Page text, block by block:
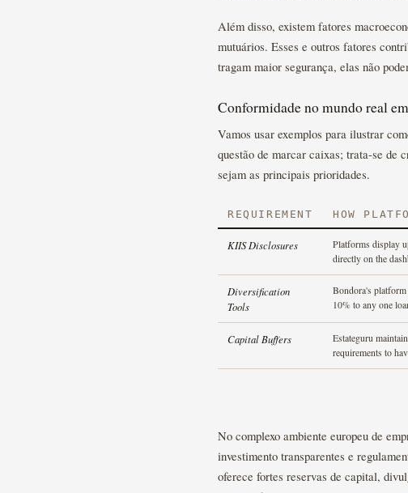
Além disso, existem fatores
mutuários. Esses e outros fatores
tragam maior segurança, elas não
Conformidade no mundo real
Vamos usar exemplos para ilustrar
questão de marcar caixas; trata-se de
sejam as principais prioridades.
REQUIREMENT HOW
KIIS Disclosures
Platforms display
directly on the
Diversification
Tools
Bondora's platform
10% to any one
Capital Buffers
Estateguru
requirements to
No complexo ambiente europeu de
investimento transparentes e
oferece fortes reservas de capital,